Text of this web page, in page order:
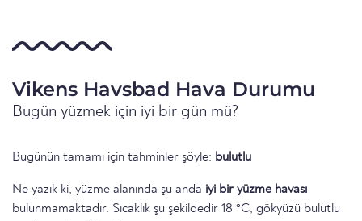
Vikens Havsbad Hava Durumu
Bugün yüzmek için iyi bir gün mü?
Bugünün tamamı için tahminler şöyle: bulutlu
Ne yazık ki, yüzme alanında şu anda iyi bir yüzme havası
bulunmamaktadır. Sıcaklık şu şekildedir 18 °C, gökyüzü bulutlu